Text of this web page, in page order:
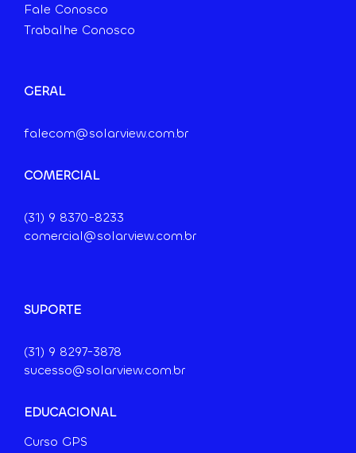
Fale Conosco
Trabalhe Conosco
GERAL
falecom@solarview.com.br
COMERCIAL
(31) 9 8370-8233
comercial@solarview.com.br
SUPORTE
(31) 9 8297-3878
sucesso@solarview.com.br
EDUCACIONAL
Curso GPS